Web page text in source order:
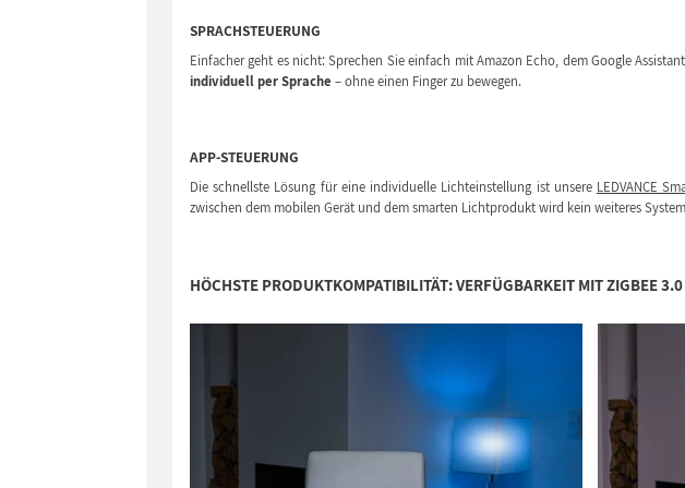
SPRACHSTEUERUNG
Einfacher geht es nicht: Sprechen Sie einfach mit Amazon Echo, dem Google
individuell per Sprache – ohne einen Finger zu bewegen.
APP-STEUERUNG
Die schnellste Lösung für eine individuelle Lichteinstellung ist unsere LEDVANCE
zwischen dem mobilen Gerät und dem smarten Lichtprodukt wird kein weiteres
HÖCHSTE PRODUKTKOMPATIBILITÄT:VERFÜGBARKEIT MIT ZIGBEE